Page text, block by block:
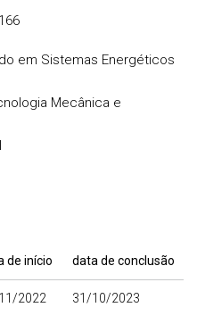
em Sistemas Energéticos
Mecânica e
de início data de conclusão
2022 31/10/2023